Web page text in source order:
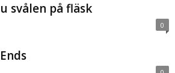
svålen på fläsk
0